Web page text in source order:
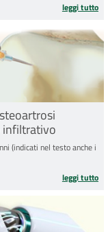
leggi tutto
infiltrativo
(indicati nel testo anche i
leggi tutto